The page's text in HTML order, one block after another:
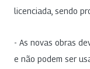
licenciada, sendo
- As novas obras
e não podem ser